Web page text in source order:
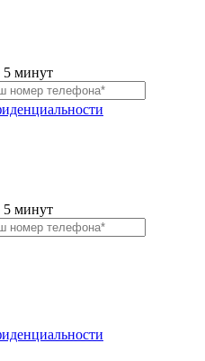
5 минут
5 минут